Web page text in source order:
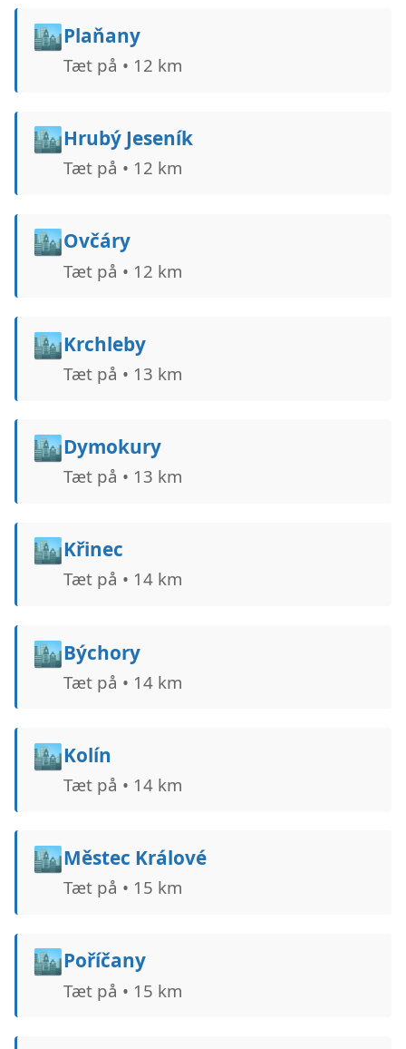
🏙️Plaňany
Tæt på • 12 km
🏙️Hrubý Jeseník
Tæt på • 12 km
🏙️Ovčáry
Tæt på • 12 km
🏙️Krchleby
Tæt på • 13 km
🏙️Dymokury
Tæt på • 13 km
🏙️Křinec
Tæt på • 14 km
🏙️Býchory
Tæt på • 14 km
🏙️Kolín
Tæt på • 14 km
🏙️Městec Králové
Tæt på • 15 km
🏙️Poříčany
Tæt på • 15 km